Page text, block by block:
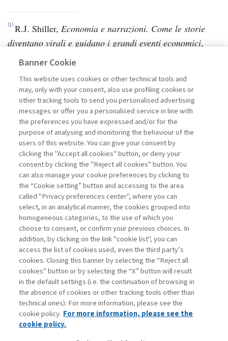
[1] R.J. Shiller, Economia e narrazioni. Come le storie
diventano virali e guidano i grandi eventi economici,
Milano, Franco Angeli, 2020.
https://www.unpri.org/.
Vai all'archivio
Contatti
Abbonamenti
Archivio rubriche
Privacy
Banner Cookie
This website uses cookies or other technical tools and
may, only with your consent, also use profiling cookies or
other tracking tools to send you personalised advertising
messages or offer you a personalised service in line with
the preferences you have expressed and/or for the
purpose of analysing and monitoring the behaviour of the
users of this website. You can give your consent by
clicking the "Accept all cookies" button, or deny your
consent by clicking the "Reject all cookies" button. You
can also manage your cookie preferences by clicking to
the “Cookie setting” button and accessing to the area
called "Privacy preferences center", where you can
select, in an analytical manner, the cookies grouped into
homogeneous categories, to the use of which you
choose to consent, or confirm your previous choices. In
addition, by clicking on the link "cookie list", you can
access the list of cookies used, even the third party’s
cookies. Closing this banner by selecting the "Reject all
cookies" button or by selecting the “X” button will result
in the default settings (i.e. the continuation of browsing in
the absence of cookies or other tracking tools other than
technical ones). For more information, please see the
cookie policy. For more information, please see the
cookie policy.